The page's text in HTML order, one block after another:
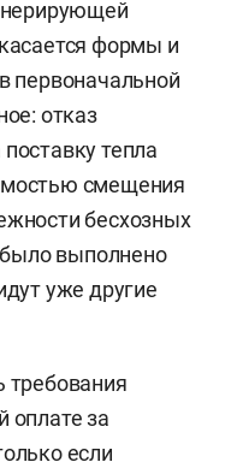
формы и
первоначальной
отказ
тепла
смещения
бесхозных
выполнено
уже другие
требования
оплате за
если